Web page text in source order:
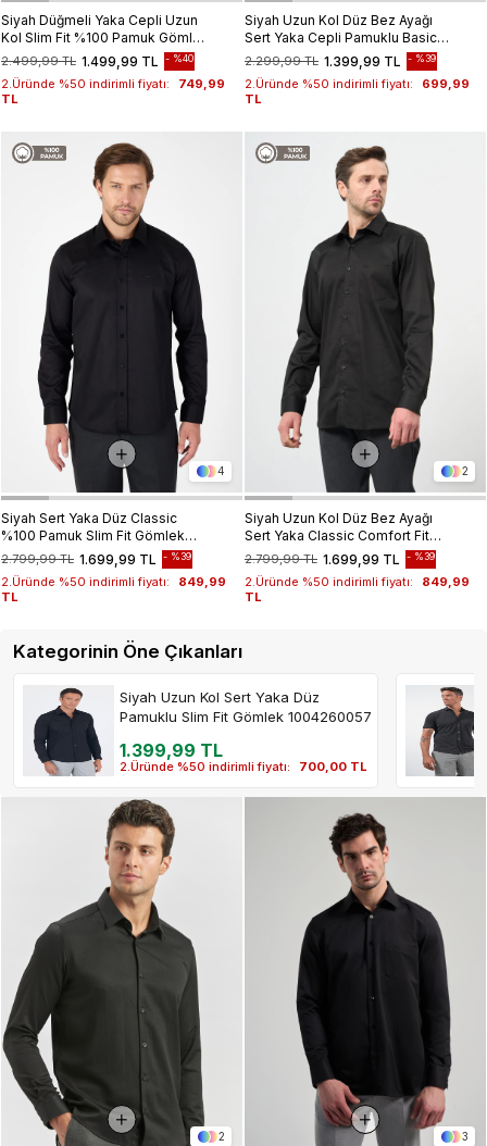
Siyah Düğmeli Yaka Cepli Uzun
Kol Slim Fit %100 Pamuk Gömlek
1004255213 1.499,99 TL
2.499,99 TL %40
2.Üründe %50 indirimli fiyatı:
749,99
TL
Siyah Uzun Kol Düz Bez Ayağı
Sert Yaka Cepli Pamuklu Basic
Comfort Fit Gömlek 1004250051
1.399,99 TL
2.299,99 TL %39
2.Üründe %50 indirimli fiyatı:
699,99
TL
4
Siyah Sert Yaka Düz Classic
%100 Pamuk Slim Fit Gömlek
10042503241.699,99 TL
2.799,99 TL %39
2.Üründe %50 indirimli fiyatı:
849,99
TL
2
Siyah Uzun Kol Düz Bez Ayağı
Sert Yaka Classic Comfort Fit
Gömlek 1004245323
1.699,99 TL
2.799,99 TL %39
2.Üründe %50 indirimli fiyatı:
849,99
TL
Kategorinin Öne Çıkanları
Siyah Uzun Kol Sert Yaka Düz
Pamuklu Slim Fit Gömlek 1004260057
1.399,99 TL
2.Üründe %50 indirimli fiyatı: 700,00 TL
2 3